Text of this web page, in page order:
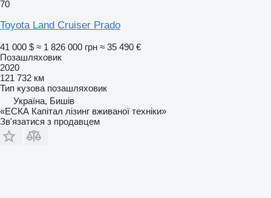
70
Toyota Land Cruiser Prado
41 000 $ ≈ 1 826 000 грн ≈ 35 490 €
Позашляховик
2020
121 732 км
Тип кузова позашляховик
Україна, Бишів
«ЕСКА Капітал лізинг вживаної техніки»
Зв'язатися з продавцем